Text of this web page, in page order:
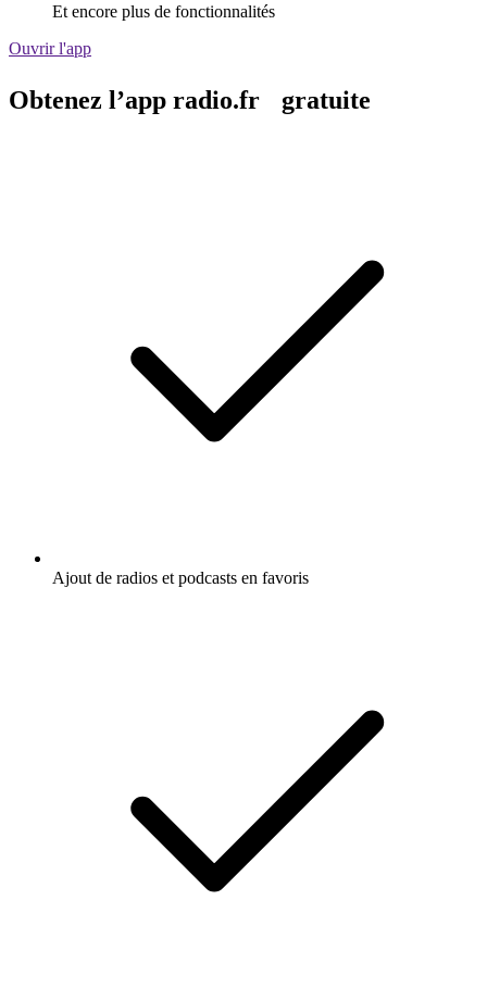
Et encore plus de fonctionnalités
Ouvrir l'app
Obtenez l’app radio.fr gratuite
Ajout de radios et podcasts en favoris